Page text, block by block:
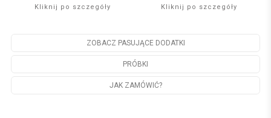
Kliknij po szczegóły Kliknij po szczegóły
ZOBACZ PASUJĄCE DODATKI
PRÓBKI
JAK ZAMÓWIĆ?